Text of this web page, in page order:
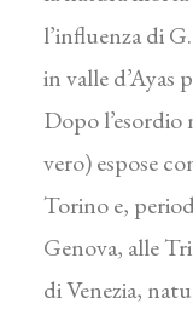
l’influenza di
in valle d’Ayas
Dopo
vero) espose
Torino e,
Genova, alle
di Venezia,